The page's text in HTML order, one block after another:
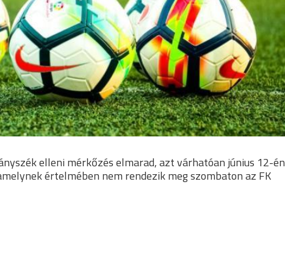
elleni mérkőzés elmarad, azt várhatóan június 12-én
értelmében nem rendezik meg szombaton az FK